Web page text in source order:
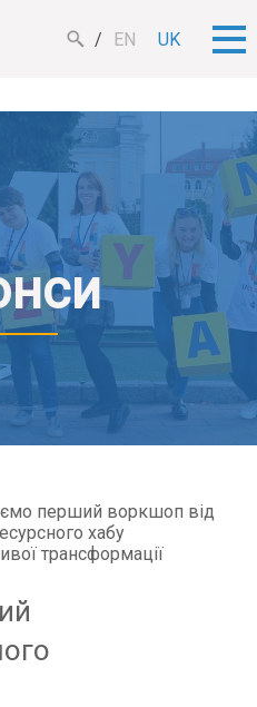
EN UK
перший воркшоп від
хабу
трансформації